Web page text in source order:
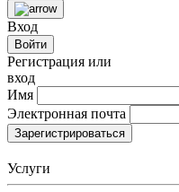
Вход
Войти
Регистрация или
вход
Имя
Электронная почта
Зарегистрироваться
Услуги